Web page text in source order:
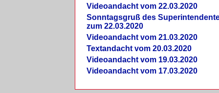
Videoandacht vom 22.03.2020
Sonntagsgruß des
zum 22.03.2020
Videoandacht vom 21.03.2020
Textandacht vom 20.03.2020
Videoandacht vom 19.03.2020
Videoandacht vom 17.03.2020